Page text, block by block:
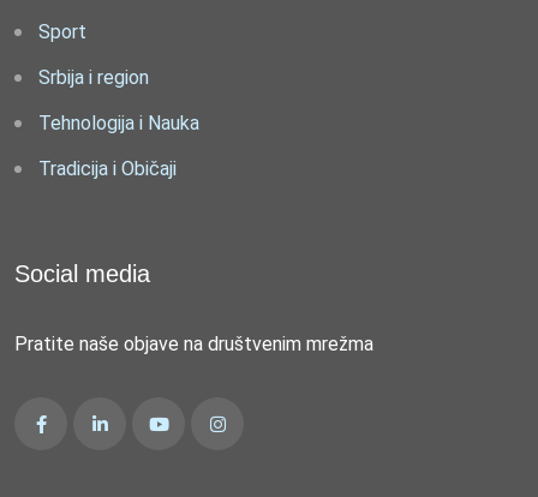
Sport
Srbija i region
Tehnologija i Nauka
Tradicija i Običaji
Social media
Pratite naše objave na društvenim mrežma